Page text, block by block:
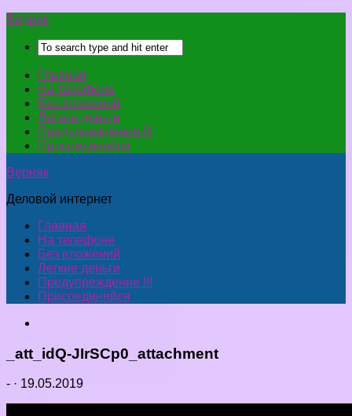
Верняк
Главная
На телефоне
Без вложений
Легкие деньги
Предупреждение !!!
Присоединяйся
Верняк
Деловой интернет
Главная
На телефоне
Без вложений
Легкие деньги
Предупреждение !!!
Присоединяйся
_att_idQ-JIrSCp0_attachment
- · 19.05.2019